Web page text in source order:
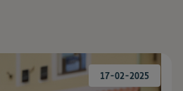
17-02-2025